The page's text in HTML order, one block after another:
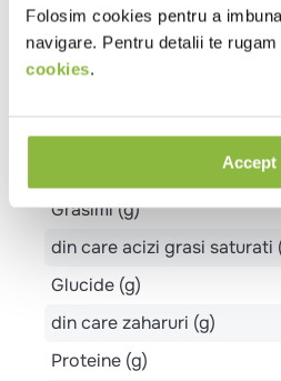
Folosim cookies pentru a
navigare. Pentru detalii te
cookies.
Accept
LACTOZA, LAPTE si derivati
Valori nutritionale 100g
Valoare energetica (kj)
Valoare energetica (kcal)
Grasimi (g)
din care acizi grasi saturati
Glucide (g)
din care zaharuri (g)
Proteine (g)